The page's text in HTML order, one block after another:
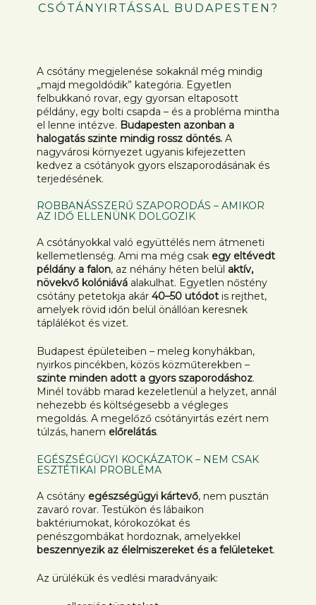
CSÓTÁNYIRTÁSSAL BUDAPESTEN?
A csótány megjelenése sokaknál még mindig
„majd megoldódik” kategória. Egyetlen
felbukkanó rovar, egy gyorsan eltaposott
példány, egy bolti csapda – és a probléma mintha
el lenne intézve. Budapesten azonban a
halogatás szinte mindig rossz döntés. A
nagyvárosi környezet ugyanis kifejezetten
kedvez a csótányok gyors elszaporodásának és
terjedésének.
ROBBANÁSSZERŰ SZAPORODÁS – AMIKOR
AZ IDŐ ELLENÜNK DOLGOZIK
A csótányokkal való együttélés nem átmeneti
kellemetlenség. Ami ma még csak egy eltévedt
példány a falon, az néhány héten belül aktív,
növekvő kolóniává alakulhat. Egyetlen nőstény
csótány petetokja akár 40–50 utódot is rejthet,
amelyek rövid időn belül önállóan keresnek
táplálékot és vizet.
Budapest épületeiben – meleg konyhákban,
nyirkos pincékben, közös közműterekben –
szinte minden adott a gyors szaporodáshoz.
Minél tovább marad kezeletlenül a helyzet, annál
nehezebb és költségesebb a végleges
megoldás. A megelőző csótányirtás ezért nem
túlzás, hanem előrelátás.
EGÉSZSÉGÜGYI KOCKÁZATOK – NEM CSAK
ESZTÉTIKAI PROBLÉMA
A csótány egészségügyi kártevő, nem pusztán
zavaró rovar. Testükön és lábaikon
baktériumokat, kórokozókat és
penészgombákat hordoznak, amelyekkel
beszennyezik az élelmiszereket és a felületeket.
Az ürülékük és vedlési maradványaik: